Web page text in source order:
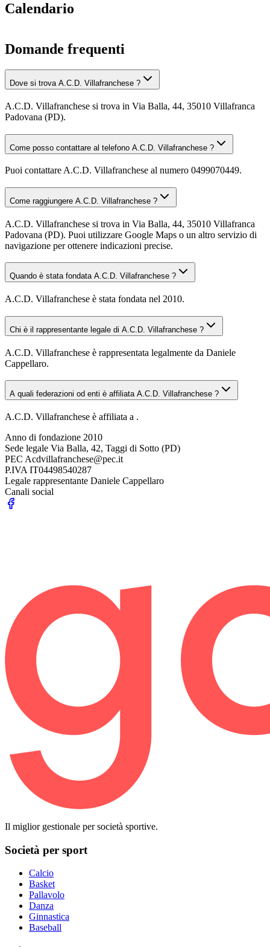
Calendario
Domande frequenti
Dove si trova A.C.D. Villafranchese ?
A.C.D. Villafranchese si trova in Via Balla, 44, 35010 Villafranca
Padovana (PD).
Come posso contattare al telefono A.C.D. Villafranchese ?
Puoi contattare A.C.D. Villafranchese al numero 0499070449.
Come raggiungere A.C.D. Villafranchese ?
A.C.D. Villafranchese si trova in Via Balla, 44, 35010 Villafranca
Padovana (PD). Puoi utilizzare Google Maps o un altro servizio di
navigazione per ottenere indicazioni precise.
Quando è stata fondata A.C.D. Villafranchese ?
A.C.D. Villafranchese è stata fondata nel 2010.
Chi è il rappresentante legale di A.C.D. Villafranchese ?
A.C.D. Villafranchese è rappresentata legalmente da Daniele
Cappellaro.
A quali federazioni od enti è affiliata A.C.D. Villafranchese ?
A.C.D. Villafranchese è affiliata a .
Anno di fondazione 2010
Sede legale Via Balla, 42, Taggi di Sotto (PD)
PEC Acdvillafranchese@pec.it
P.IVA IT04498540287
Legale rappresentante Daniele Cappellaro
Canali social
Il miglior gestionale per società sportive.
Società per sport
Calcio
Basket
Pallavolo
Danza
Ginnastica
Baseball